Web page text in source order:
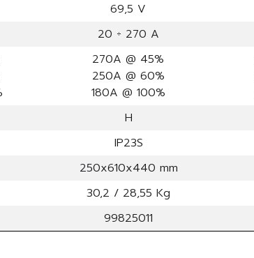
69,5 V
20 ÷ 270 A
270A @ 45%
250A @ 60%
180A @ 100%
H
IP23S
250x610x440 mm
30,2 / 28,55 Kg
99825011